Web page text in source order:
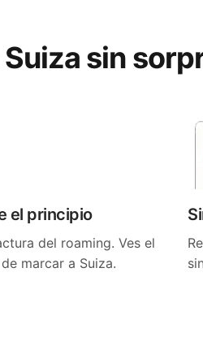
sin
el principio
del roaming. Ves el
marcar a Suiza.